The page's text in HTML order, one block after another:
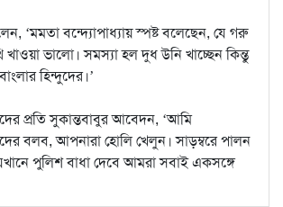
‘মমতা বন্দ্যোপাধ্যায় স্পষ্ট বলেছেন, যে গরু
খাওয়া ভালো। সমস্যা হল দুধ উনি খাচ্ছেন কিন্তু
হিন্দুদের।’
প্রতি সুকান্তবাবুর আবেদন, ‘আমি
বলব, আপনারা হোলি খেলুন। সাড়ম্বরে পালন
পুলিশ বাধা দেবে আমরা সবাই একসঙ্গে